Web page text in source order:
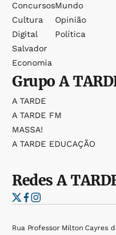
Concursos
Cultura
Digital
Salvador
Economia
Mundo
Opinião
Política
GrupoA
A TARDE
A TARDE FM
MASSA!
A TARDE EDUCAÇÃO
RedesA
Rua Professor Milton Cayres